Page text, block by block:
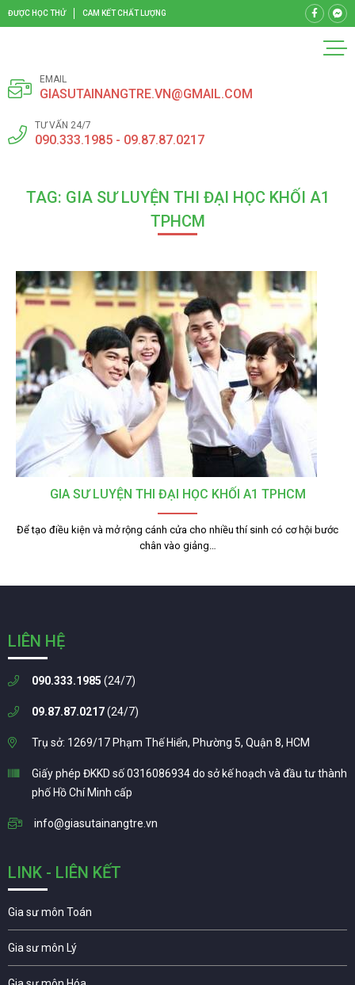
ĐƯỢC HỌC THỬ CAM KẾT CHẤT LƯỢNG
EMAIL
GIASUTAINANGTRE.VN@GMAIL.COM
TƯ VẤN 24/7
090.333.1985 - 09.87.87.0217
TAG: GIA SƯ LUYỆN THI ĐẠI HỌC KHỐI A1
TPHCM
GIA SƯ LUYỆN THI ĐẠI HỌC KHỐI A1 TPHCM
Để tạo điều kiện và mở rộng cánh cửa cho nhiều thí sinh có cơ hội bước
chân vào giảng…
LIÊN HỆ
090.333.1985 (24/7)
09.87.87.0217(24/7)
Trụ sở: 1269/17 Phạm Thế Hiển, Phường 5, Quận 8, HCM
Giấy phép ĐKKD số 0316086934 do sở kế hoạch và đầu tư thành
phố Hồ Chí Minh cấp
info@giasutainangtre.vn
LINK - LIÊN KẾT
Gia sư môn Toán
Gia sư môn Lý